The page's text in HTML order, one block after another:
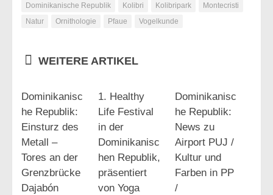
Dominikanische Republik
Kolibri Kolibripark
Montecristi
Natur
Ornithologie Pfaue Vogelkunde
WEITERE ARTIKEL
Dominikanisc
he Republik:
Einsturz des
Metall –
Tores an der
Grenzbrücke
Dajabón
1. Healthy
Life Festival
in der
Dominikanisc
hen Republik,
präsentiert
von Yoga
Dominikanisc
he Republik:
News zu
Airport PUJ /
Kultur und
Farben in PP
/